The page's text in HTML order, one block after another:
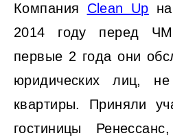
Компания Clean Up
2014 году перед
первые 2 года они
юридических лиц,
квартиры. Приняли
гостиницы